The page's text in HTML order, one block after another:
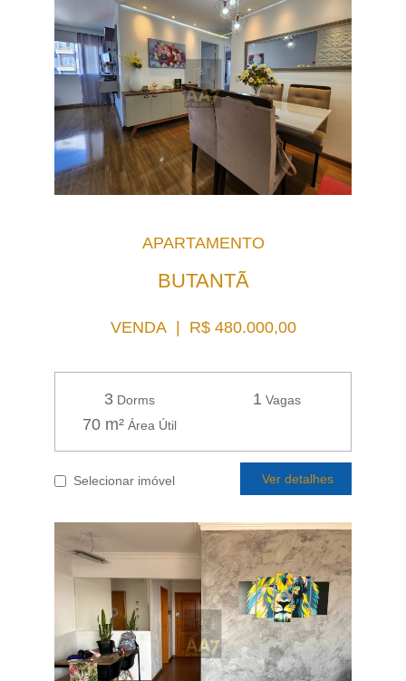
APARTAMENTO
BUTANTÃ
VENDA | R$ 480.000,00
3Dorms 1 Vagas
70 m²Área Útil
Selecionar imóvel Ver detalhes